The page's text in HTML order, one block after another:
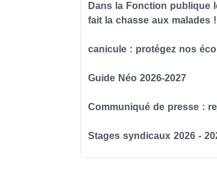
Dans la Fonction publique
fait la chasse aux malades !
canicule : protégez nos
Guide Néo 2026-2027
Communiqué de presse :
Stages syndicaux 2026 -